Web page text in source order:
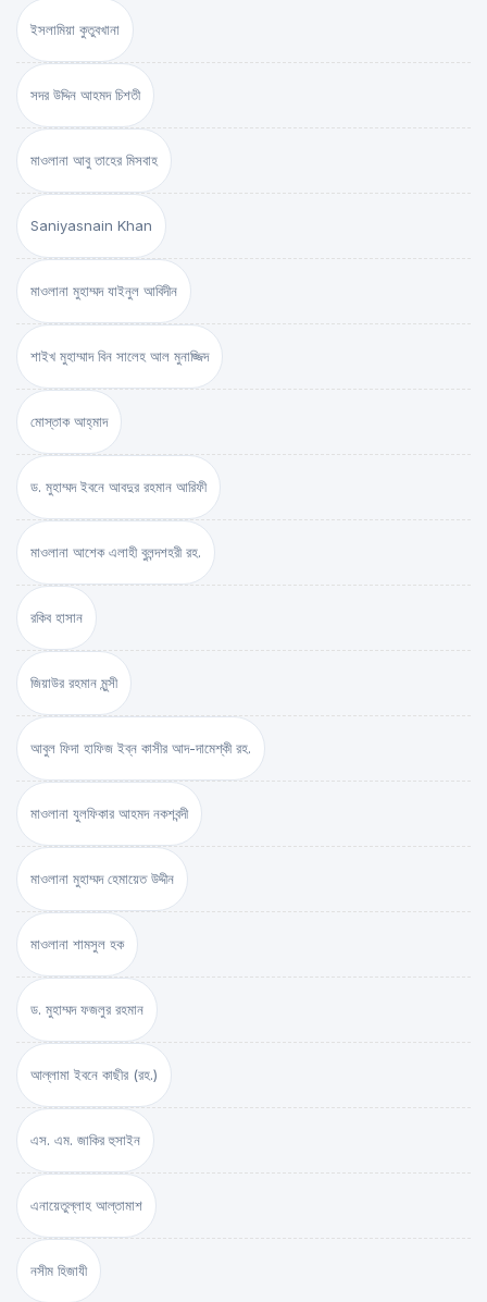
ইসলামিয়া কুতুবখানা
সদর উদ্দিন আহমদ চিশতী
মাওলানা আবু তাহের মিসবাহ
Saniyasnain Khan
মাওলানা মুহাম্মদ যাইনুল আবিদীন
শাইখ মুহাম্মাদ বিন সালেহ আল মুনাজ্জিদ
মোস্তাক আহ্‌মাদ
ড. মুহাম্মদ ইবনে আবদুর রহমান আরিফী
মাওলানা আশেক এলাহী বুলন্দশহরী রহ.
রকিব হাসান
জিয়াউর রহমান মুন্সী
আবুল ফিদা হাফিজ ইব্‌ন কাসীর আদ-দামেশ্‌কী রহ.
মাওলানা যুলফিকার আহমদ নকশবন্দী
মাওলানা মুহাম্মদ হেমায়েত উদ্দীন
মাওলানা শামসুল হক
ড. মুহাম্মদ ফজলুর রহমান
আল্লামা ইবনে কাছীর (রহ.)
এস. এম. জাকির হুসাইন
এনায়েতুল্লাহ আল্‌তামাশ
নসীম হিজাযী